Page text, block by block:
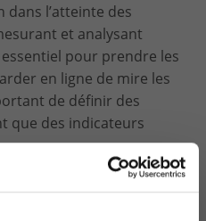
l’atteinte des
et analysant
pour prendre les
en ligne de mire les
de définir des
que des indicateurs